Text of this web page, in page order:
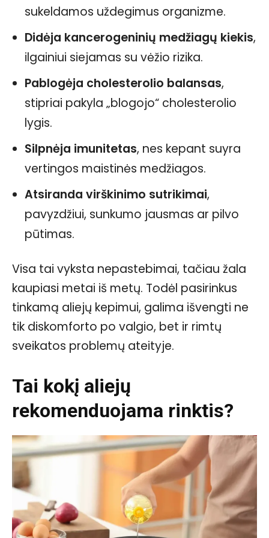
sukeldamos uždegimus organizme.
Didėja kancerogeninių medžiagų kiekis,
ilgainiui siejamas su vėžio rizika.
Pablogėja cholesterolio balansas,
stipriai pakyla „blogojo“ cholesterolio
lygis.
Silpnėja imunitetas, nes kepant suyra
vertingos maistinės medžiagos.
Atsiranda virškinimo sutrikimai,
pavyzdžiui, sunkumo jausmas ar pilvo
pūtimas.
Visa tai vyksta nepastebimai, tačiau žala
kaupiasi metai iš metų. Todėl pasirinkus
tinkamą aliejų kepimui, galima išvengti ne
tik diskomforto po valgio, bet ir rimtų
sveikatos problemų ateityje.
Tai kokį aliejų
rekomenduojama rinktis?